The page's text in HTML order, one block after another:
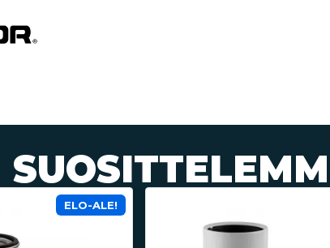
ELO-ALE!